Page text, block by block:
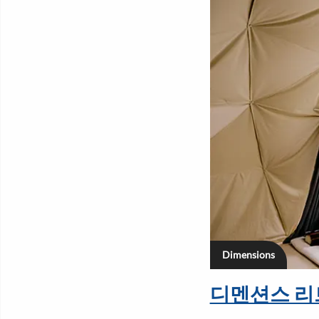
Dimensions
디멘션스